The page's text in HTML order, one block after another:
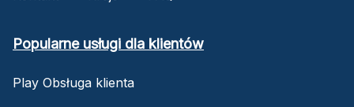
Popularne usługi dla klientów
Play Obsługa klienta